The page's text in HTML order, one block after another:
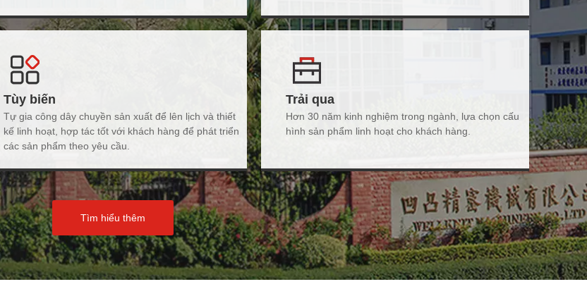
Tùy biến
Tự gia công dây chuyền sản xuất để lên lịch và thiết
kế linh hoạt, hợp tác tốt với khách hàng để phát triển
các sản phẩm theo yêu cầu.
Trải qua
Hơn 30 năm kinh nghiệm trong ngành, lựa chọn cấu
hình sản phẩm linh hoạt cho khách hàng.
Tìm hiểu thêm